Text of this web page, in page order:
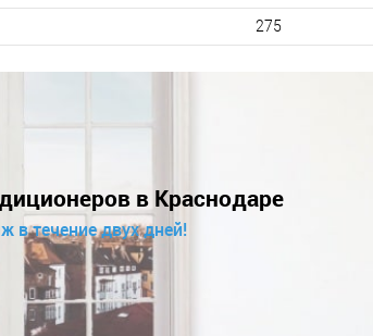
275
в Краснодаре
в течение двух дней!